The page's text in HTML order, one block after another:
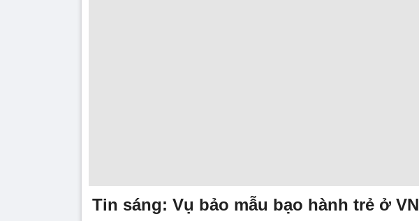
Tin sáng: Vụ bảo mẫu bạo hành trẻ ở VN